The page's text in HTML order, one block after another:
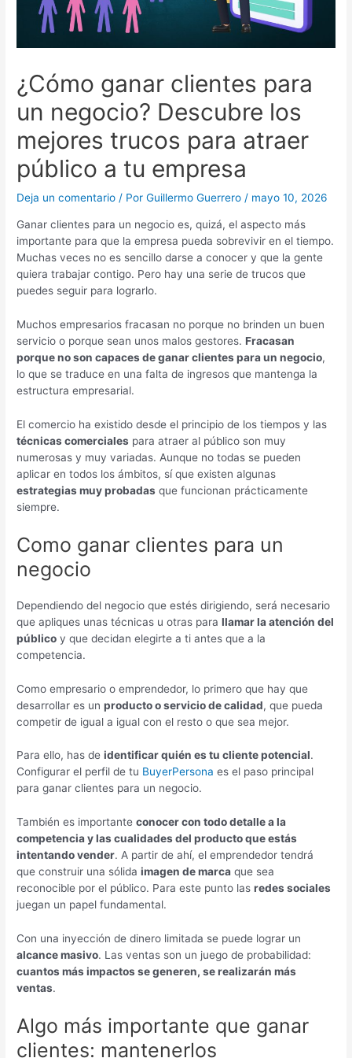
¿Cómo ganar clientes para
un negocio? Descubre los
mejores trucos para atraer
público a tu empresa
Deja un comentario / PorGuillermo Guerrero/ mayo 10, 2026
Ganar clientes para un negocio es, quizá, el aspecto más
importante para que la empresa pueda sobrevivir en el tiempo.
Muchas veces no es sencillo darse a conocer y que la gente
quiera trabajar contigo. Pero hay una serie de trucos que
puedes seguir para lograrlo.
Muchos empresarios fracasan no porque no brinden un buen
servicio o porque sean unos malos gestores.Fracasan
porque no son capaces de ganar clientes para un negocio,
lo que se traduce en una falta de ingresos que mantenga la
estructura empresarial.
El comercio ha existido desde el principio de los tiempos y las
técnicas comerciales para atraer al público son muy
numerosas y muy variadas. Aunque no todas se pueden
aplicar en todos los ámbitos, sí que existen algunas
estrategias muy probadas que funcionan prácticamente
siempre.
Como ganar clientes para un
negocio
Dependiendo del negocio que estés dirigiendo, será necesario
que apliques unas técnicas u otras parallamar la atención del
público y que decidan elegirte a ti antes que a la
competencia.
Como empresario o emprendedor, lo primero que hay que
desarrollar es unproducto o servicio de calidad, que pueda
competir de igual a igual con el resto o que sea mejor.
Para ello, has deidentificar quién es tu cliente potencial.
Configurar el perfil de tu BuyerPersona es el paso principal
para ganar clientes para un negocio.
También es importanteconocer con todo detalle a la
competencia y las cualidades del producto que estás
intentando vender. A partir de ahí, el emprendedor tendrá
que construir una sólidaimagen de marca que sea
reconocible por el público. Para este punto lasredes sociales
juegan un papel fundamental.
Con una inyección de dinero limitada se puede lograr un
alcance masivo. Las ventas son un juego de probabilidad:
cuantos más impactos se generen, se realizarán más
ventas.
Algo más importante que ganar
clientes: mantenerlos